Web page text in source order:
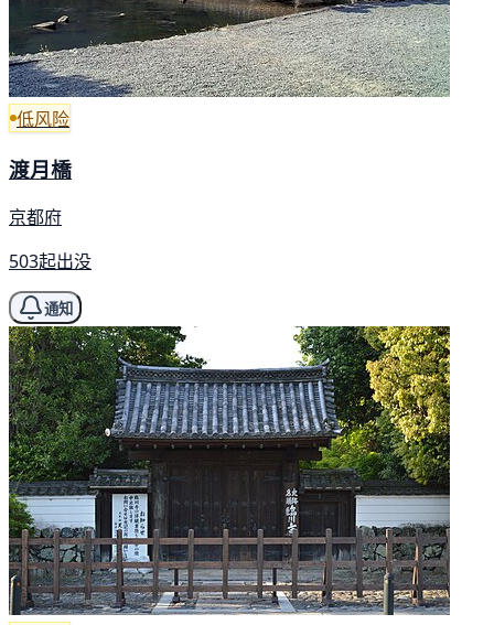
低风险
渡月橋
京都府
503起出没
通知